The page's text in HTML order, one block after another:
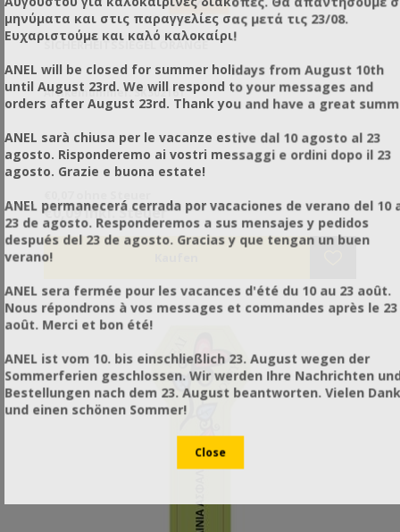
SICHERHEITSSIEGEL ORANGE
Artikelnummer: SK302161
€0,09 inkl. Steuer
μηνύματα και στις παραγγελίες σας μετά τις 23/08.
Ευχαριστούμε και καλό καλοκαίρι!
ANEL will be closed for summer holidays from August 10th
until August 23rd. We will respond to your messages and
orders after August 23rd. Thank you and have a great
ANEL sarà chiusa per le vacanze estive dal 10 agosto al 23
agosto. Risponderemo ai vostri messaggi e ordini dopo il 23
agosto. Grazie e buona estate!
ANEL permanecerá cerrada por vacaciones de verano del 10
23 de agosto. Responderemos a sus mensajes y pedidos
después del 23 de agosto. Gracias y que tengan un buen
verano!
ANEL sera fermée pour les vacances d'été du 10 au 23 août.
Nous répondrons à vos messages et commandes après le 23
août. Merci et bon été!
ANEL ist vom 10. bis einschließlich 23. August wegen der
Sommerferien geschlossen. Wir werden Ihre Nachrichten
Bestellungen nach dem 23. August beantworten. Vielen Dank
und einen schönen Sommer!